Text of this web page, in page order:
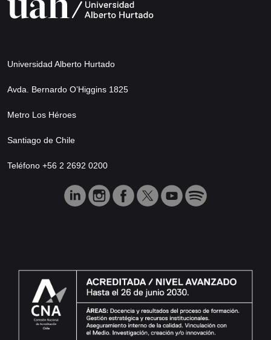
Universidad Alberto Hurtado
Avda. Bernardo O’Higgins 1825
Metro Los Héroes
Santiago de Chile
Teléfono +56 2 2692 0200